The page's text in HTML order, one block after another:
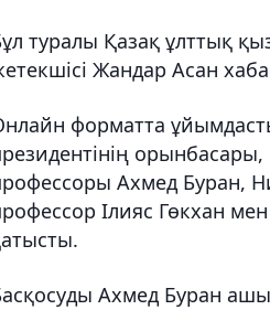
туралы Қазақ ұлттық
Жандар Асан
форматта
Ахмед Буран,
Ілияс Гөкхан
Ахмед Буран